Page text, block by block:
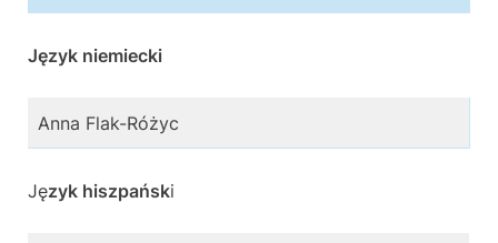
Język niemiecki
Anna Flak-Różyc
Język hiszpański